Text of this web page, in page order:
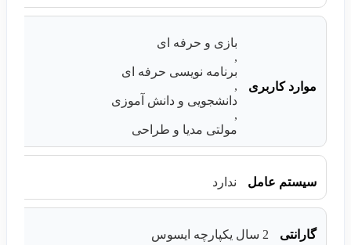
موارد کاربری
بازی و حرفه ای
,
برنامه نویسی حرفه ای
,
دانشجویی و دانش آموزی
,
مولتی مدیا و طراحی
سیستم عامل ندارد
گارانتی 2 سال یکپارچه ایسوس